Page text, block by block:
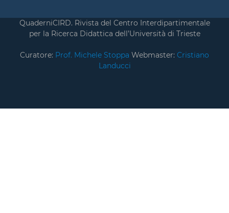
QuaderniCIRD. Rivista del Centro Interdipartimentale
per la Ricerca Didattica dell’Università di Trieste
Curatore: Prof. Michele Stoppa Webmaster: Cristiano
Landucci